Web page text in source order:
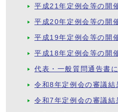
平成21年定例会等の開
平成20年定例会等の開
平成19年定例会等の開
平成18年定例会等の開
代表・一般質問通告書
令和8年定例会の審議結
令和7年定例会の審議結